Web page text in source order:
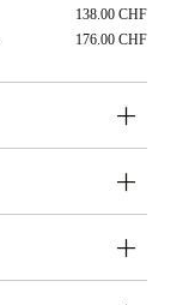
138.00 CHF
176.00 CHF